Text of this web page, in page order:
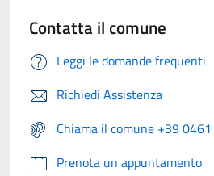
Contatta il comune
Leggi le domande frequenti
Richiedi Assistenza
Chiama il comune +39
Prenota un appuntamento